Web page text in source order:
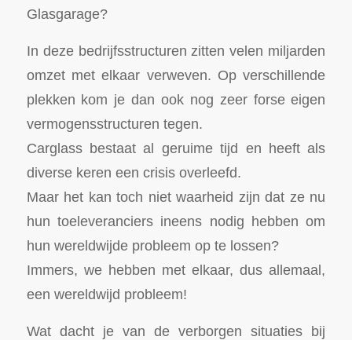
Glasgarage?
In deze bedrijfsstructuren zitten velen miljarden
omzet met elkaar verweven. Op verschillende
plekken kom je dan ook nog zeer forse eigen
vermogensstructuren tegen.
Carglass bestaat al geruime tijd en heeft als
diverse keren een crisis overleefd.
Maar het kan toch niet waarheid zijn dat ze nu
hun toeleveranciers ineens nodig hebben om
hun wereldwijde probleem op te lossen?
Immers, we hebben met elkaar, dus allemaal,
een wereldwijd probleem!
Wat dacht je van de verborgen situaties bij